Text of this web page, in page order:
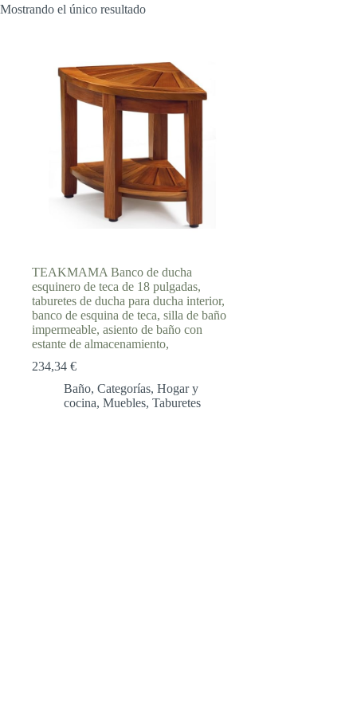
Mostrando el único resultado
TEAKMAMA Banco de ducha
esquinero de teca de 18 pulgadas,
taburetes de ducha para ducha interior,
banco de esquina de teca, silla de baño
impermeable, asiento de baño con
estante de almacenamiento,
234,34 €
Baño, Categorías, Hogar y
cocina, Muebles, Taburetes